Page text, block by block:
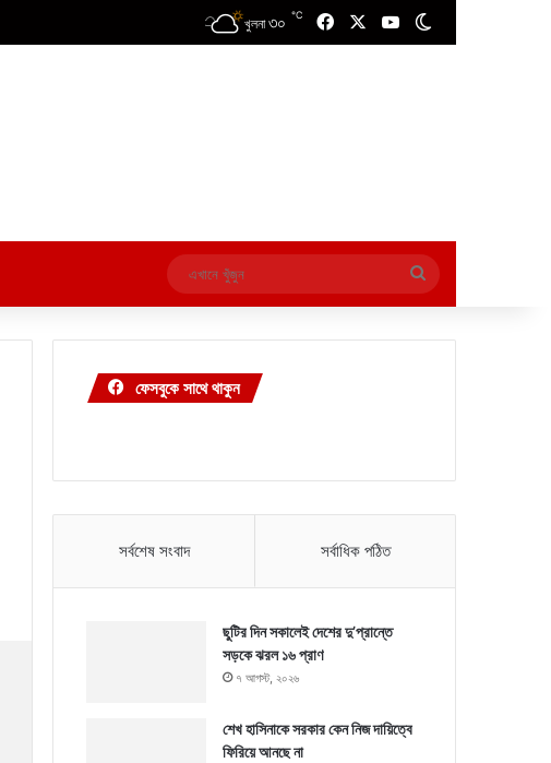
খুলনা ৩০ ℃ FacebookYouTube
এখানে
খুঁজুন
ফেসবুকে সাথে থাকুন
সর্বশেষ সংবাদ সর্বাধিক পঠিত
ছুটির দিন সকালেই দেশের দু’প্রান্তে
সড়কে ঝরল ১৬ প্রাণ
৭ আগস্ট, ২০২৬
শেখ হাসিনাকে সরকার কেন নিজ দায়িত্বে
ফিরিয়ে আনছে না